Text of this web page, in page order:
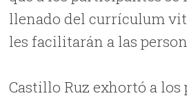
llenado del currículum
les facilitarán a las
Castillo Ruz exhortó a